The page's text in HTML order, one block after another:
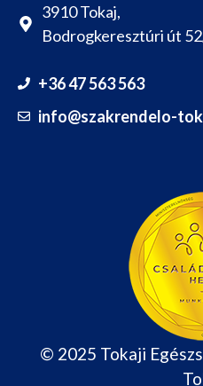
3910 Tokaj,
Bodrogkeresztúri út
+36 47 563 563
info@szakrendelo-
© 2025 Tokaji